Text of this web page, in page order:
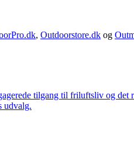
, Outdoorstore.dk og
tilgang til friluftsliv og
udvalg.